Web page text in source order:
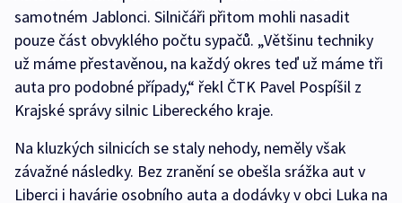
samotném Jablonci. Silničáři přitom mohli nasadit
pouze část obvyklého počtu sypačů. „Většinu techniky
už máme přestavěnou, na každý okres teď už máme tři
auta pro podobné případy,“ řekl ČTK Pavel Pospíšil z
Krajské správy silnic Libereckého kraje.
Na kluzkých silnicích se staly nehody, neměly však
závažné následky. Bez zranění se obešla srážka aut v
Liberci i havárie osobního auta a dodávky v obci Luka na